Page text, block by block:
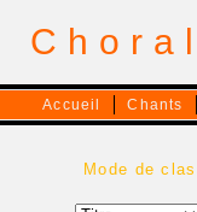
Accueil Chants
Mode de